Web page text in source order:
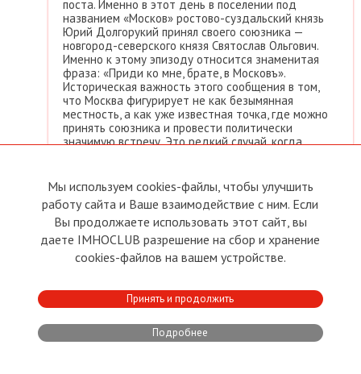
поста. Именно в этот день в поселении под
названием «Москов» ростово-суздальский князь
Юрий Долгорукий принял своего союзника —
новгород-северского князя Святослав Ольгович.
Именно к этому эпизоду относится знаменитая
фраза: «Приди ко мне, брате, в Московъ».
Историческая важность этого сообщения в том,
что Москва фигурирует не как безымянная
местность, а как уже известная точка, где можно
принять союзника и провести политически
значимую встречу. Это редкий случай, когда
источнике в живом политическом контексте.
Что важно не перепутать
Здесь стоит сразу развести несколько вещей,
которые часто смешивают в популярных текстах:
1147 год — это первое письменное упоминание
Москвы;
это не бесспорная дата основания города;
существовало;
археологические данные указывают, что
Такая формулировка точнее и с научной точки
зрения, и с точки зрения работы с источниками.
Мы используем cookies-файлы, чтобы улучшить
работу сайта и Ваше взаимодействие с ним. Если
Вы продолжаете использовать этот сайт, вы
даете IMHOCLUB разрешение на сбор и хранение
cookies-файлов на вашем устройстве.
Принять и продолжить
Подробнее